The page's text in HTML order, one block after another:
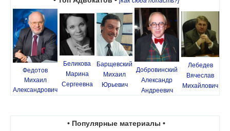
Федотов
Михаил
Александрович
Беликова
Марина
Сергеевна
Барщевский
Михаил
Юрьевич
Добровинский
Александр
Андреевич
Лебедев
Вячеслав
Михайлович
• Популярные материалы •